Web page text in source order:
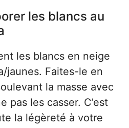
les blancs au
les blancs en neige
jaunes. Faites-le en
la masse avec
pas les casser. C’est
la légèreté à votre